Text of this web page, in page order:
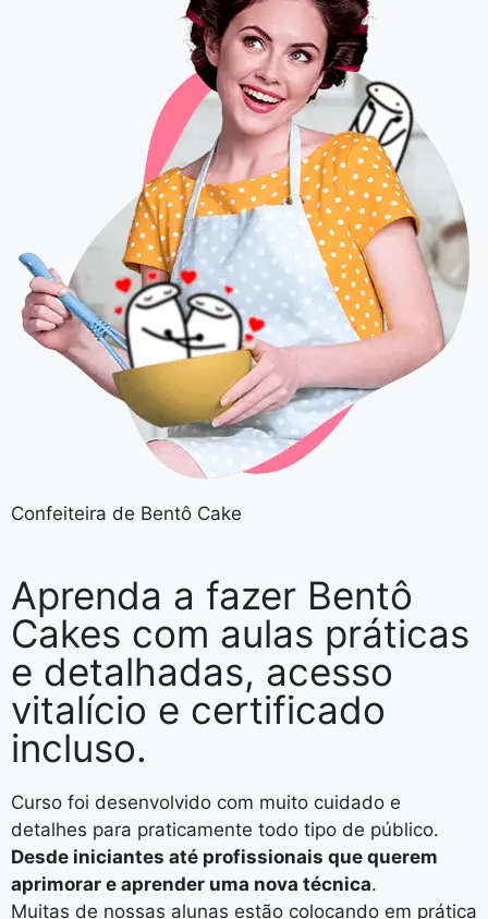
Confeiteira de Bentô Cake
Aprenda a fazer Bentô
Cakes com aulas práticas
e detalhadas, acesso
vitalício e certificado
incluso.
Curso foi desenvolvido com muito cuidado e
detalhes para praticamente todo tipo de público.
Desde iniciantes até profissionais que querem
aprimorar e aprender uma nova técnica.
Muitas de nossas alunas estão colocando em prática